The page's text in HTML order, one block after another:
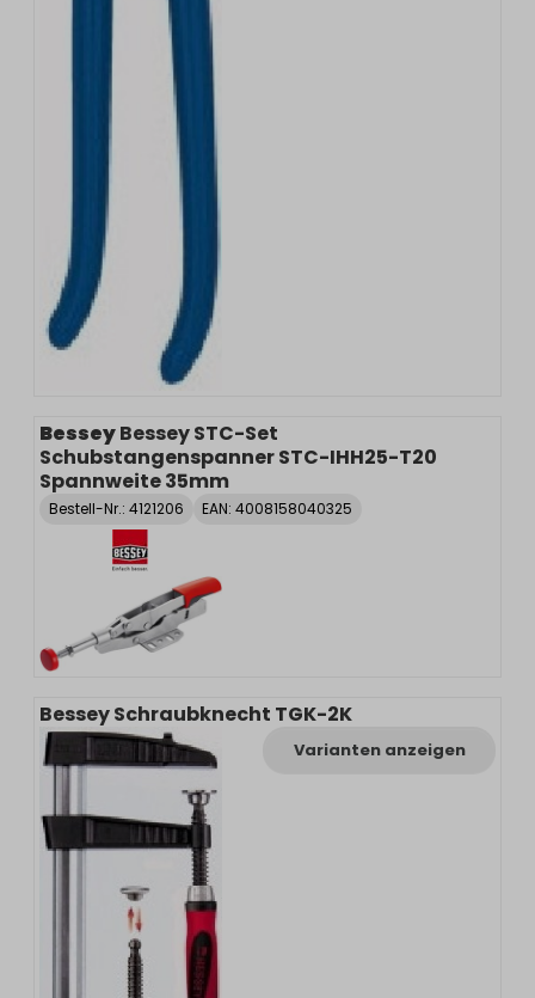
BesseyBessey STC-Set
Schubstangenspanner STC-IHH25-T20
Spannweite 35mm
Bestell-Nr.: 4121206 EAN: 4008158040325
Bessey Schraubknecht TGK-2K
Varianten anzeigen